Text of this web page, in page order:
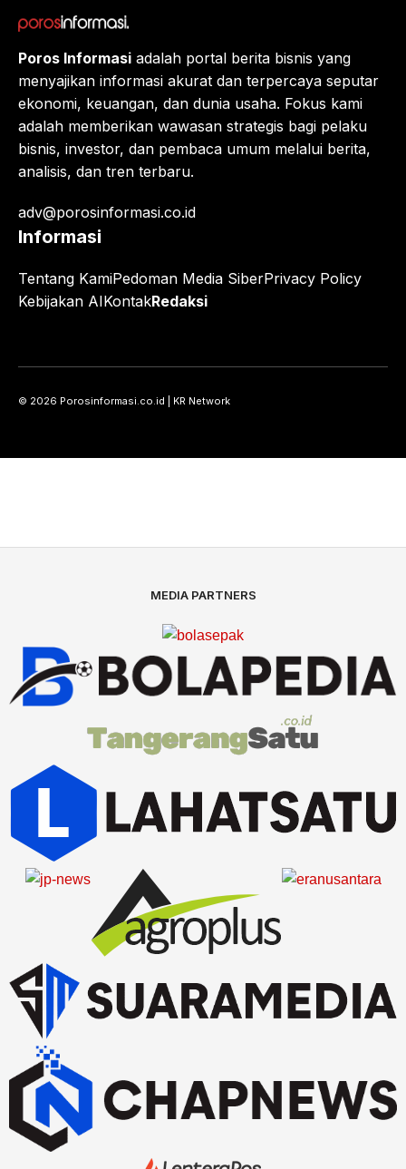
Poros Informasi adalah portal berita bisnis yang
menyajikan informasi akurat dan terpercaya seputar
ekonomi, keuangan, dan dunia usaha. Fokus kami
adalah memberikan wawasan strategis bagi pelaku
bisnis, investor, dan pembaca umum melalui berita,
analisis, dan tren terbaru.
adv@porosinformasi.co.id
Informasi
Tentang KamiPedoman Media SiberPrivacy Policy
Kebijakan AIKontakRedaksi
© 2026 Porosinformasi.co.id | KR Network
MEDIA PARTNERS